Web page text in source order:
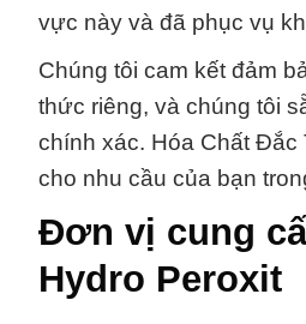
vực này và đã phục vụ
Chúng tôi cam kết đảm
thức riêng, và chúng tôi
chính xác. Hóa Chất Đắc
cho nhu cầu của bạn
Đơn vị cung
Hydro Peroxit